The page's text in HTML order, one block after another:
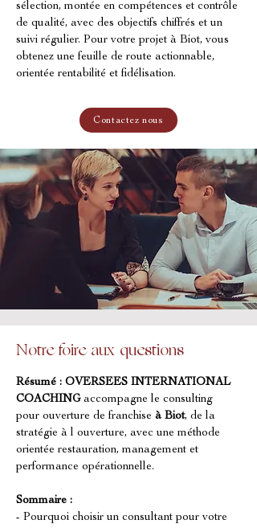
sélection, montée en compétences et contrôle
de qualité, avec des objectifs chiffrés et un
suivi régulier. Pour votre projet à Biot, vous
obtenez une feuille de route actionnable,
orientée rentabilité et fidélisation.
Contactez nous
Notre foire aux questions
Résumé : OVERSEES INTERNATIONAL
COACHING accompagne le consulting
pour ouverture de franchise à Biot, de la
stratégie à l ouverture, avec une méthode
orientée restauration, management et
performance opérationnelle.
Sommaire :
- Pourquoi choisir un consultant pour votre